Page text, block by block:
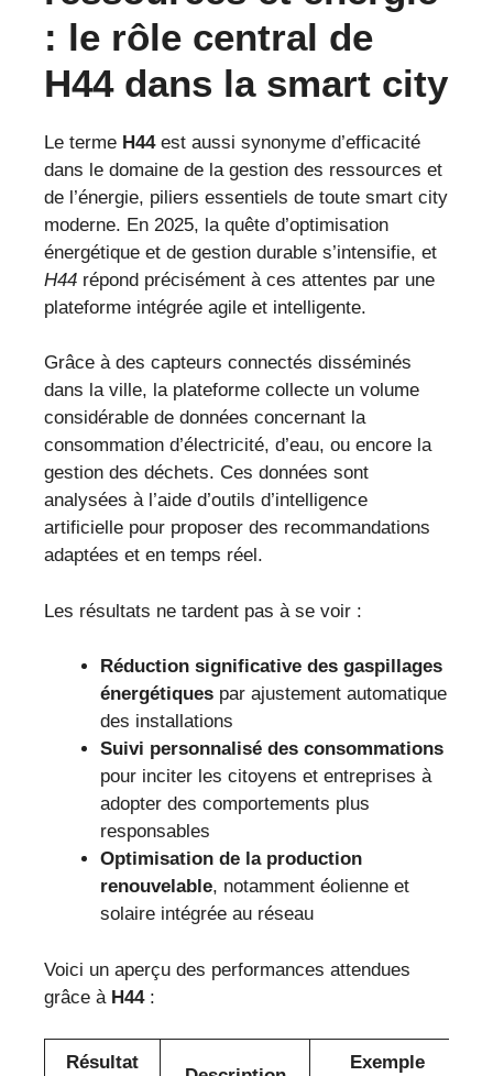
: le rôle central de
H44 dans la smart city
Le terme H44est aussi synonyme d’efficacité
dans le domaine de la gestion des ressources et
de l’énergie, piliers essentiels de toute smart city
moderne. En 2025, la quête d’optimisation
énergétique et de gestion durable s’intensifie, et
H44 répond précisément à ces attentes par une
plateforme intégrée agile et intelligente.
Grâce à des capteurs connectés disséminés
dans la ville, la plateforme collecte un volume
considérable de données concernant la
consommation d’électricité, d’eau, ou encore la
gestion des déchets. Ces données sont
analysées à l’aide d’outils d’intelligence
artificielle pour proposer des recommandations
adaptées et en temps réel.
Les résultats ne tardent pas à se voir :
Réduction significative des gaspillages
énergétiques par ajustement automatique
des installations
Suivi personnalisé des consommations
pour inciter les citoyens et entreprises à
adopter des comportements plus
responsables
Optimisation de la production
renouvelable, notamment éolienne et
solaire intégrée au réseau
Voici un aperçu des performances attendues
grâce à H44:
Résultat
Exemple